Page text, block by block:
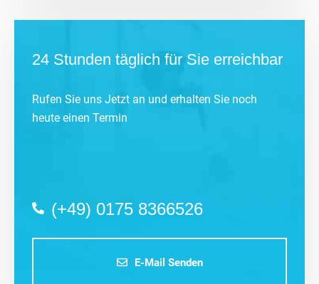
24 Stunden täglich für Sie erreichbar
Rufen Sie uns Jetzt an und erhalten Sie noch
heute einen Termin
(+49) 0175 8366526
E-Mail Senden